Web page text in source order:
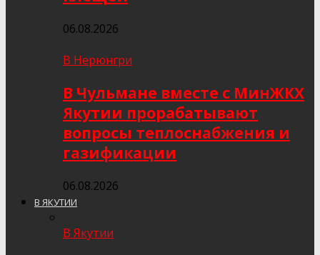
06.08.2026
В Нерюнгри
В Чульмане вместе с МинЖКХ
Якутии прорабатывают
вопросы теплоснабжения и
газификации
06.08.2026
В ЯКУТИИ
В Якутии